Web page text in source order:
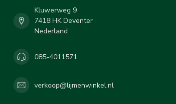
Kluwerweg 9
7418 HK Deventer
Nederland
085-4011571
verkoop@lijmenwinkel.nl